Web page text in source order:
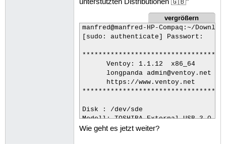
unterstützten Distributionen 🇬🇧"
vergrößern
manfred@manfred-HP-Compaq:~/
[sudo: authenticate]
      Ventoy: 1.1.12  x86_64
      longpanda admin@ventoy.net
      https://www.ventoy.net
Disk : /dev/sde
Modell: TOSHIBA External USB 3.0
Size : 931 GiB
Wie geht es jetzt weiter?